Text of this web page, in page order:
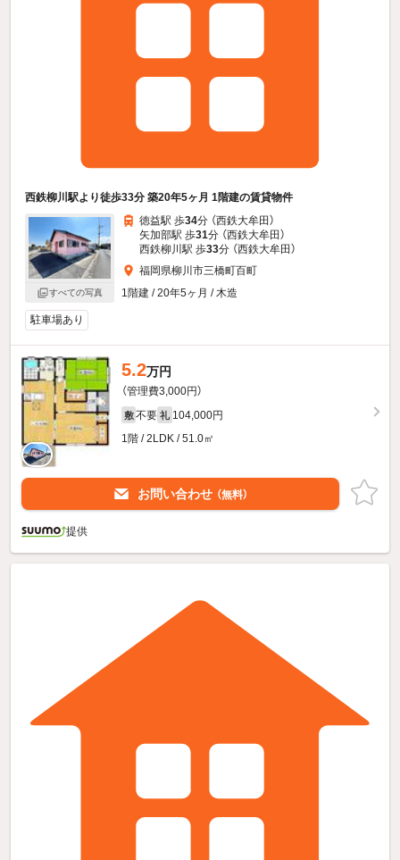
西鉄柳川駅より徒歩33分 築20年5ヶ月 1階建の賃貸物件
すべての写真
徳益駅 歩34分 （西鉄大牟田）
矢加部駅 歩31分 （西鉄大牟田）
西鉄柳川駅 歩33分 （西鉄大牟田）
福岡県柳川市三橋町百町
1階建 / 20年5ヶ月 / 木造
駐車場あり
5.2万円
（管理費3,000円）
敷 不要 礼 104,000円
1階 / 2LDK / 51.0㎡
お問い合わせ （無料）
提供